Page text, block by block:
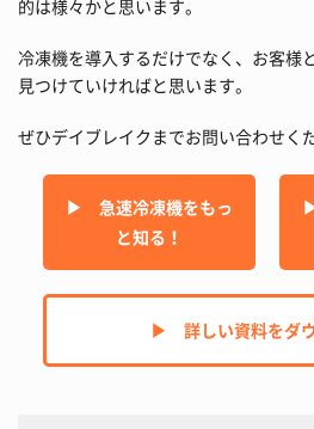
的は様々かと思います。
冷凍機を導入するだけでなく、お客様
見つけていければと思います。
ぜひデイブレイクまでお問い合わせく
▶︎ 急速冷凍機をもっ
と知る！
▶︎ 詳しい資料をダ